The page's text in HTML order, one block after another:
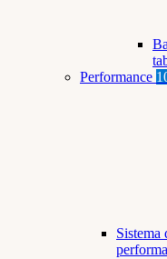
Performance
Sistema